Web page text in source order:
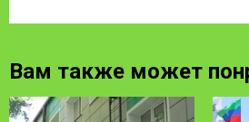
Вам также может